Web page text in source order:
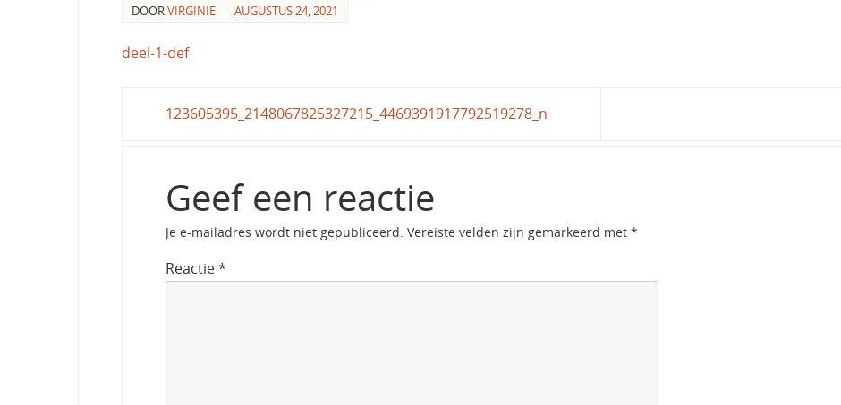
DOORVIRGINIE AUGUSTUS 24, 2021
deel-1-def
123605395_2148067825327215_4469391917792519278_n
Geef een reactie
Je e-mailadres wordt niet gepubliceerd. Vereiste velden zijn gemarkeerd met *
Reactie*